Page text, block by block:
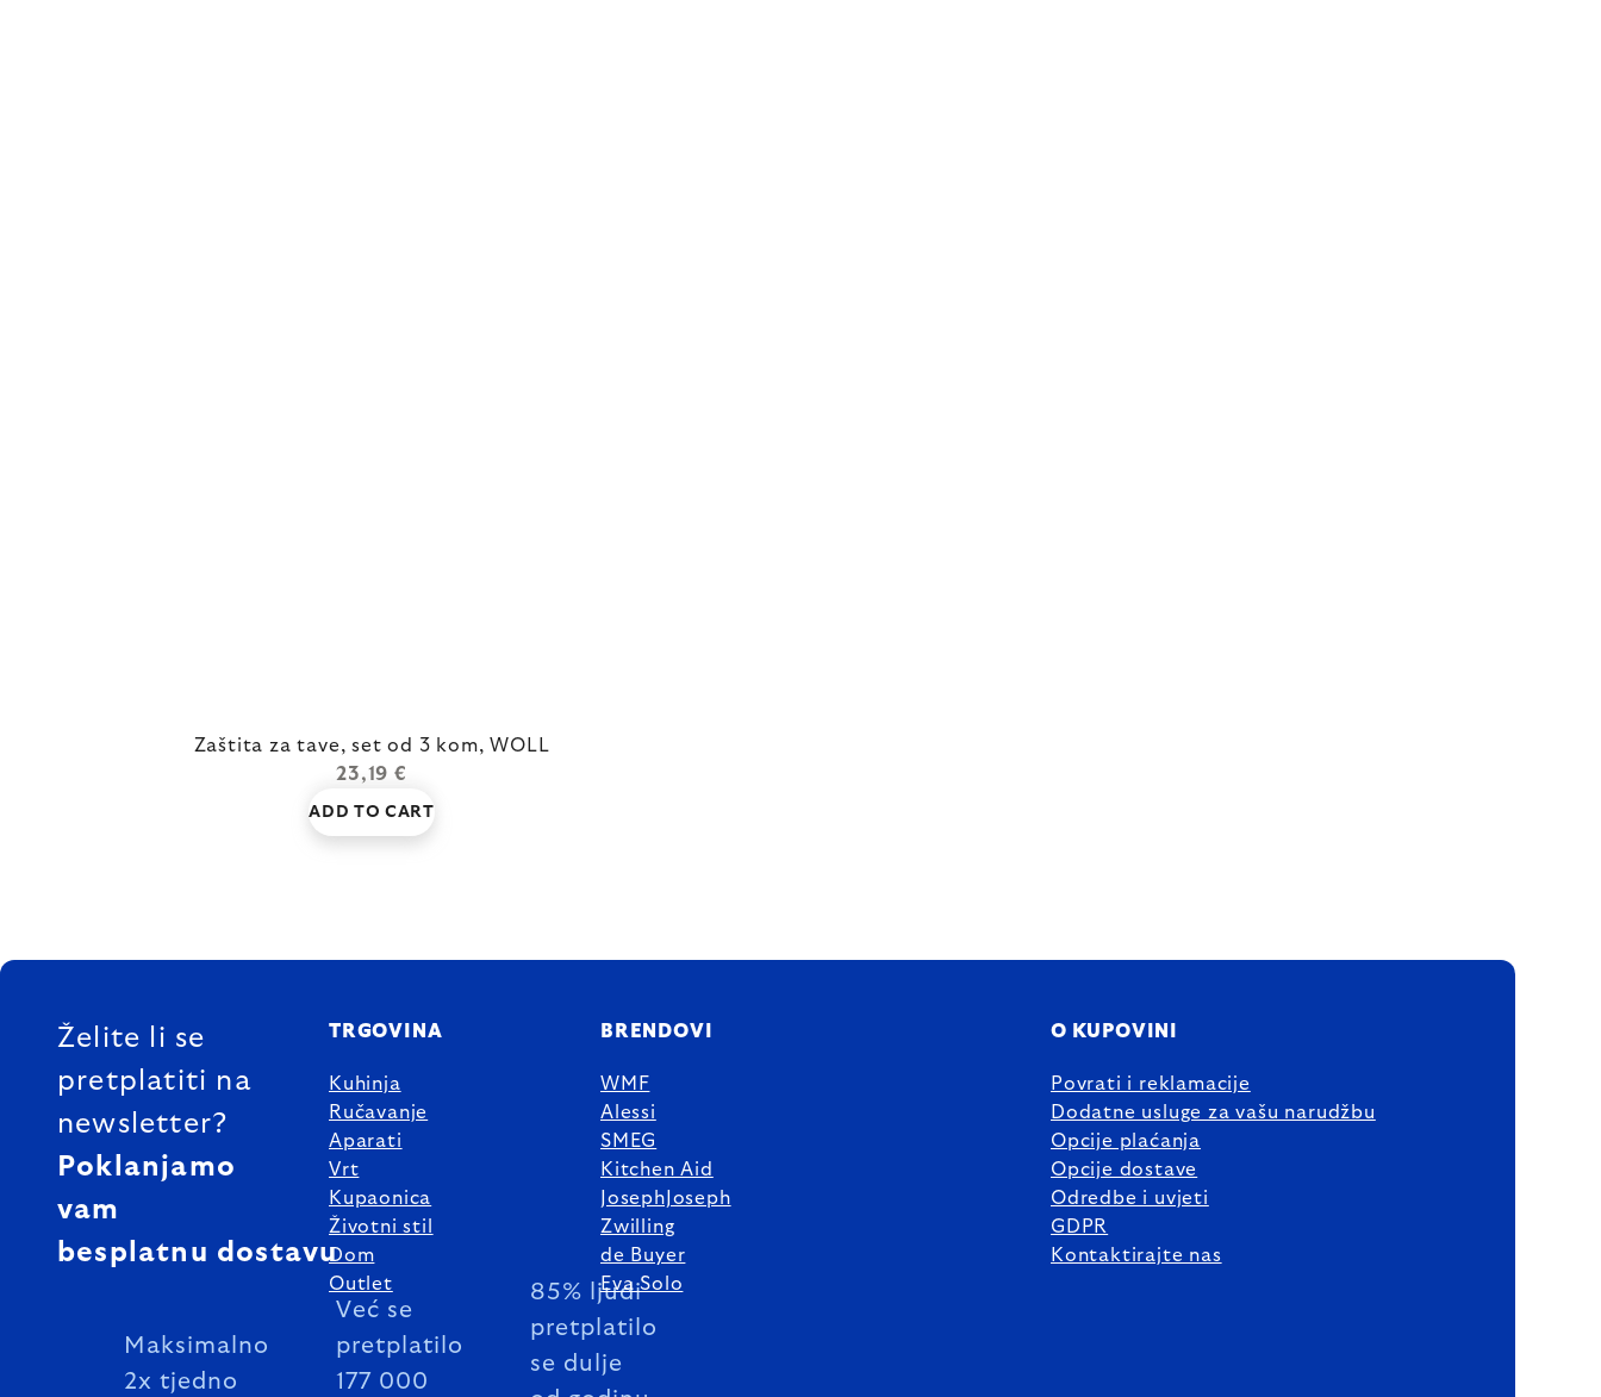
Zaštita za tave, set od 3 kom, WOLL
23,19 €
ADD TO CART
FOOTER
Želite li se
pretplatiti na
newsletter?
Poklanjamo
vam
besplatnu dostavu
Maksimalno
2x tjedno
Već se
pretplatilo
177 000
85% ljudi
pretplatilo
se dulje
TRGOVINA
Kuhinja
Ručavanje
Aparati
Vrt
Kupaonica
Životni stil
Dom
Outlet
BRENDOVI
WMF
Alessi
SMEG
Kitchen Aid
JosephJoseph
Zwilling
de Buyer
Eva Solo
O KUPOVINI
Povrati i reklamacije
Dodatne usluge za vašu narudžbu
Opcije plaćanja
Opcije dostave
Odredbe i uvjeti
GDPR
Kontaktirajte nas